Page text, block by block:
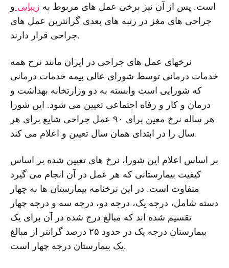
است. پس از آن نیز برخی عمل های مربوط به زیبایی و
جراحی های مغز در رتبه های بعدی گرانترین عمل های
جراحی قرار دارند.
نرخهای عمل های جراحی در ایران مانند نرخ همه
خدمات درمانی توسط شورای عالی بیمه خدمات درمانی
که شورایی است وابسته به دو وزارتخانه بهداشت و
درمان و کار و رفاه اجتماعی تعیین می شود. این شورا
هر ساله نرخ معین برای ۹۰ عمل جراحی شایع برای هر
سال را در ابتدای همان سال تعیین و اعلام می کند.
بر اساس اعلام این شورا، نرخ های تعیین شده بر اساس
کیفیت بیمارستانی که هر عمل در آن انجام می گیرد
متفاوت است. در این نرخنامه بیمارستان ها به چهار
دسته شامل، درجه یک، درجه دو، درجه سه و درجه چهار
تقسیم شده اند که مبالغ درج شده در آن برای یک
بیمارستان درجه یک در حدود ۲۵ درصد گرانتر از مبالغ
یک بیمارستان درجه چهار است.